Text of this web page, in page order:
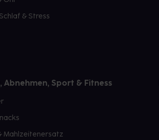
& Stress
Abnehmen, Sport & Fitness
Mahlzeitenersatz